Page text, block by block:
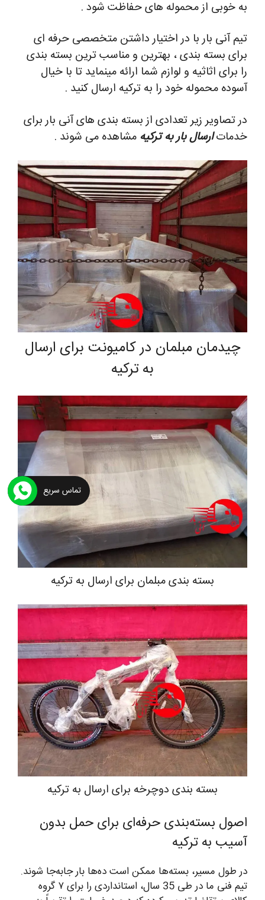
به خوبی از محموله های حفاظت شود .
تیم آنی بار با در اختیار داشتن متخصصی حرفه ای
برای بسته بندی ، بهترین و مناسب ترین بسته بندی
را برای اثاثیه و لوازم شما ارائه مینماید تا با خیال
آسوده محموله خود را به ترکیه ارسال کنید .
در تصاویر زیر تعدادی از بسته بندی های آنی بار برای
خدماتارسال بار به ترکیه مشاهده می شوند .
چیدمان مبلمان در کامیونت برای ارسال
به ترکیه
بسته بندی مبلمان برای ارسال به ترکیه
بسته بندی دوچرخه برای ارسال به ترکیه
اصول بسته‌بندی حرفه‌ای برای حمل بدون
آسیب به ترکیه
در طول مسیر، بسته‌ها ممکن است ده‌ها بار جابه‌جا شوند.
تیم فنی ما در طی 35 سال، استانداردی را برای ۷ گروه
تماس سریع